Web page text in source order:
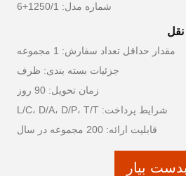
شماره مدل: 1250/1+6
مقدار حداقل تعداد سفارش: 1 مجموعه
جزئیات بسته بندی: ظرف
زمان تحویل: 90 روز
شرایط پرداخت: L/C، D/A، D/P، T/T
قابلیت ارائه: 200 مجموعه در سال
بیار